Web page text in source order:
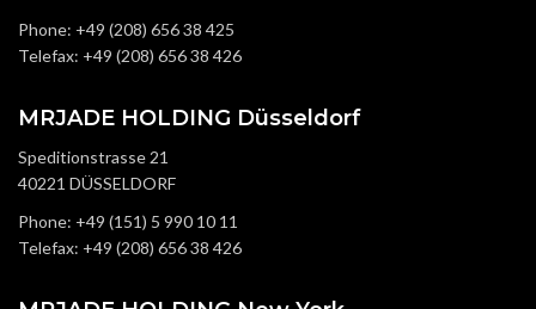
Phone: +49 (208) 656 38 425
Telefax: +49 (208) 656 38 426
MRJADE HOLDING Düsseldorf
Speditionstrasse 21
40221 DÜSSELDORF
Phone: +49 (151) 5 990 10 11
Telefax: +49 (208) 656 38 426